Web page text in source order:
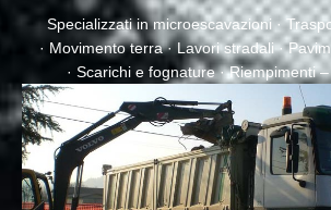
Specializzati in microescavazioni ·
· Movimento terra · Lavori stradali ·
· Scarichi e fognature · Riempimenti